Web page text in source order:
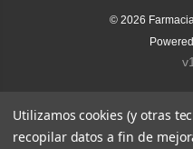
© 2026
Utilizamos cookies (y otras
recopilar datos a fin de